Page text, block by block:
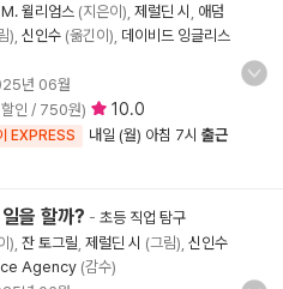
윌리엄스 (지은이), 제럴딘 시
애덤
), 신인수 (옮긴이), 데이비드 잉글리스
년 06월
인 / 750원) 10.0
EXPRESS 내일 (월) 아침 7시 출근
을 할까? - 초등 직업 탐구
), 잔 토그릴 제럴딘 시 (그림), 신인수
Agency (감수)